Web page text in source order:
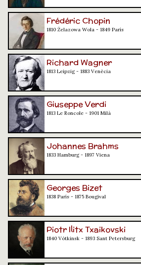
Frédéric Chopin
1810 Żelazowa Wola - 1849 París
Richard Wagner
1813 Leipzig - 1883 Venècia
Giuseppe Verdi
1813 Le Roncole - 1901 Milà
Johannes Brahms
1833 Hamburg - 1897 Viena
Georges Bizet
1838 París - 1875 Bougival
Piotr Ilitx Txaikovski
1840 Vótkinsk - 1893 Sant Petersburg